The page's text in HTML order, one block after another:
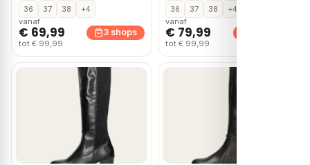
36 37 38
+4
vanaf
€ 69,99
tot € 99,99
3 shops
36 37 38
+4
vanaf
€ 79,99
tot € 99,99